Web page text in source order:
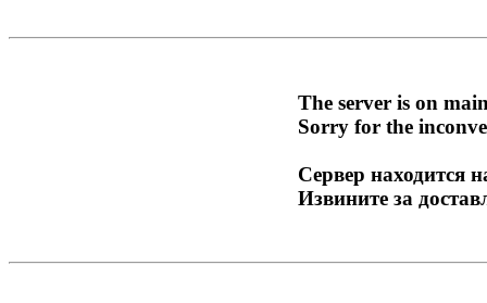
The server is on
Sorry for the
Сервер находится
Извините за